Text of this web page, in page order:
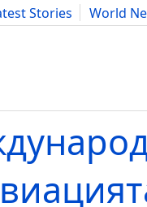
Stories
World
Science